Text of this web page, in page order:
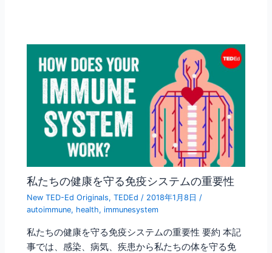
私たちの健康を守る免疫システムの重要性
New TED-Ed Originals,TEDEd / 2018年1月8日/
autoimmune, health,immunesystem
私たちの健康を守る免疫システムの重要性 要約 本記
事では、感染、病気、疾患から私たちの体を守る免